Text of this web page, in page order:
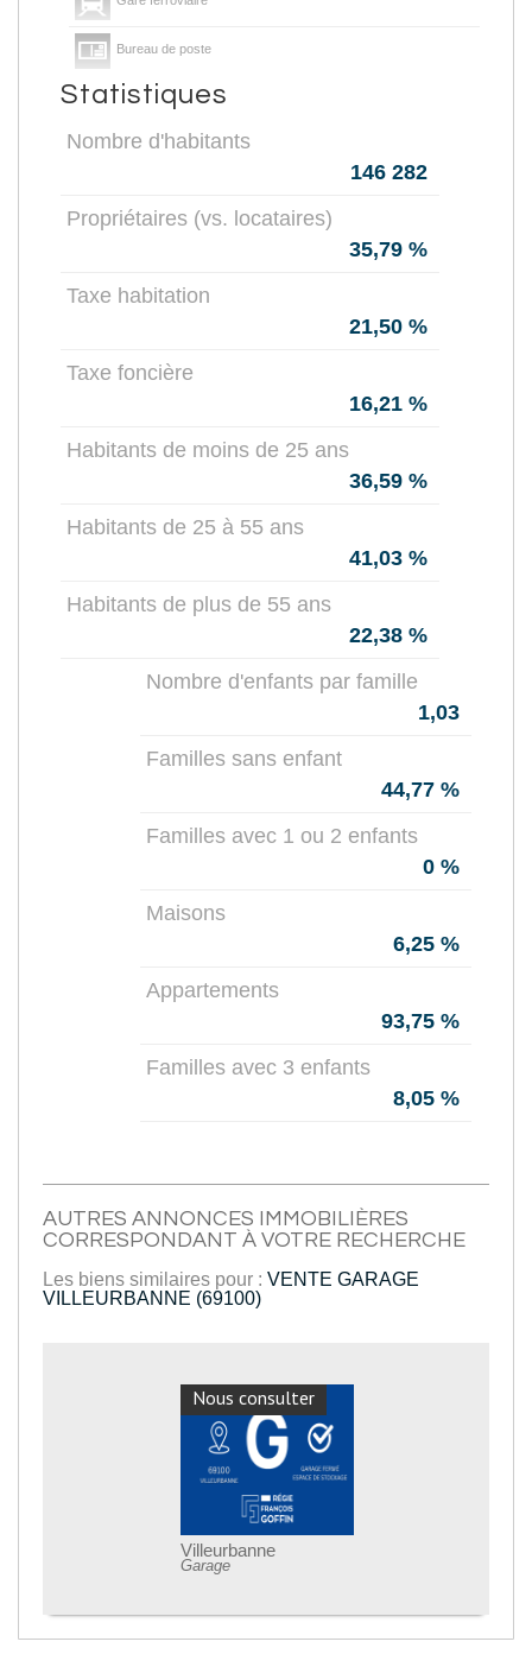
Bureau de poste
Mairie
Presse et Tabac
Statistiques
Nombre d'habitants
146 282
Propriétaires (vs. locataires)
35,79 %
Taxe habitation
21,50 %
Taxe foncière
16,21 %
Habitants de moins de 25 ans
36,59 %
Habitants de 25 à 55 ans
41,03 %
Habitants de plus de 55 ans
22,38 %
Nombre d'enfants par famille
1,03
Familles sans enfant
44,77 %
Familles avec 1 ou 2 enfants
0 %
Maisons
6,25 %
Appartements
93,75 %
Familles avec 3 enfants
8,05 %
AUTRES ANNONCES IMMOBILIÈRES
CORRESPONDANT À VOTRE RECHERCHE
Les biens similaires pour : VENTE GARAGE
VILLEURBANNE (69100)
Nous consulter
Villeurbanne
Garage